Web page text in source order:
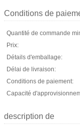
Conditions de
Quantité de commande
Prix:
Détails d'emballage:
Délai de livraison:
Conditions de paiement:
Capacité
description de